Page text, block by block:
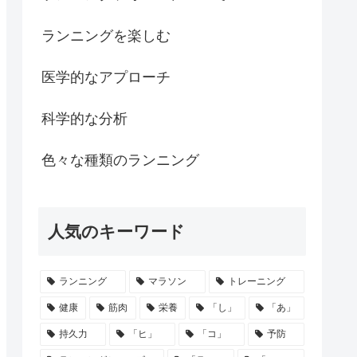
ランニングを楽しむ
医学的なアプローチ
科学的な分析
色々な種類のランニング
人気のキーワード
ランニング マラソン トレーニング
健康 筋肉 栄養 「し」 「あ」
持久力 「ヒ」 「コ」 予防